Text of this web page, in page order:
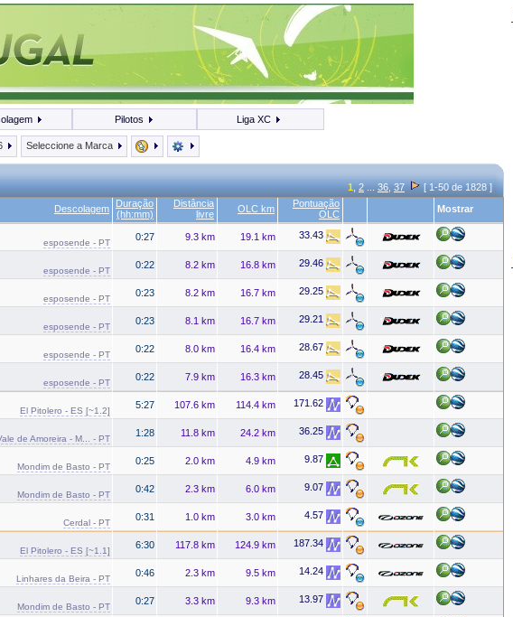
Pilotos Liga XC
Seleccione a Marca
1 2 36 37 [ 1-50 de 1828 ]
Descolagem
Duração
(hh:mm)
Distância
livre
OLC km
Pontuação
OLC
Mostrar
esposende - PT
0:27 9.3 km 19.1 km 33.43
esposende - PT
0:22 8.2 km 16.8 km 29.46
esposende - PT
0:23 8.2 km 16.7 km 29.25
esposende - PT
0:23 8.1 km 16.7 km 29.21
esposende - PT
0:22 8.0 km 16.4 km 28.67
esposende - PT
0:22 7.9 km 16.3 km 28.45
El Pitolero - ES [~1.2]
5:27 107.6 km 114.4 km 171.62
de Amoreira - M... - PT
1:28 11.8 km 24.2 km 36.25
Mondim de Basto - PT
0:25 2.0 km 4.9 km 9.87
Mondim de Basto - PT
0:42 2.3 km 6.0 km 9.07
Cerdal - PT
0:31 1.0 km 3.0 km 4.57
El Pitolero - ES [~1.1]
6:30 117.8 km 124.9 km 187.34
Linhares da Beira - PT
0:46 2.3 km 9.5 km 14.24
Mondim de Basto - PT
0:27 3.3 km 9.3 km 13.97